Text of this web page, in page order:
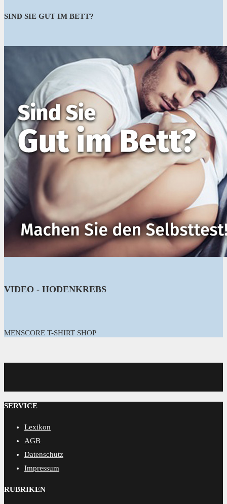
SIND SIE GUT IM BETT?
VIDEO - HODENKREBS
MENSCORE T-SHIRT SHOP
MENSCORE
SERVICE
Lexikon
AGB
Datenschutz
Impressum
RUBRIKEN